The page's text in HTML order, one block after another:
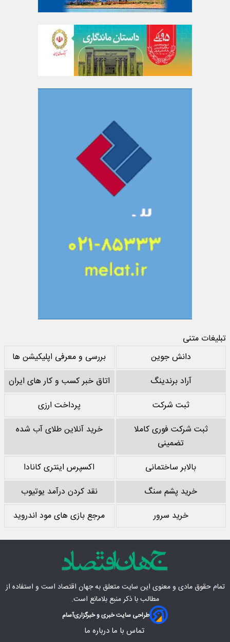
تبلیغات متنی
دانش جوین
بررسی و معرفی اپلیکیشن ها
آراد برندینگ
اتاق خبر کسب و کار های ایران
ثبت شرکت
پرداخت ارزی
ثبت شرکت فوری کاملا
تضمینی
خرید آنلاین طلای آب شده
بالابر ساختمانی
اکسپرس اینتری کانادا
خرید پشم سنگ
نقد کردن درآمد یوتیوب
خرید سرور
مرجع بازی های مود اندروید
تمام حقوق مادی‌ و معنوی این سایت متعلق بهجهان اقتصاد است و استفاده از
مطالب با ذکر منبع بلامانع است.
طراحی سایت خبری و خبرگزاریآسام
تماس با ما درباره ما